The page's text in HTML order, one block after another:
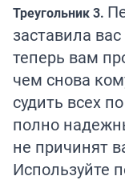
Треугольник 3.
заставила
теперь вам
чем снова
судить всех
полно
не причинят
Используйте